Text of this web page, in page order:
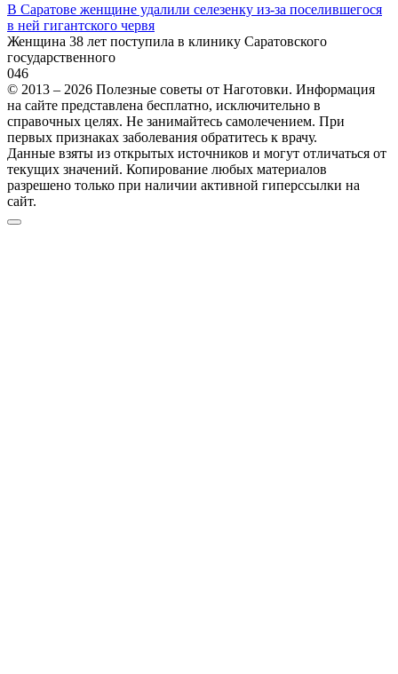
В Саратове женщине удалили селезенку из-за поселившегося
в ней гигантского червя
Женщина 38 лет поступила в клинику Саратовского
государственного
046
© 2013 – 2026 Полезные советы от Наготовки. Информация
на сайте представлена бесплатно, исключительно в
справочных целях. Не занимайтесь самолечением. При
первых признаках заболевания обратитесь к врачу.
Данные взяты из открытых источников и могут отличаться от
текущих значений. Копирование любых материалов
разрешено только при наличии активной гиперссылки на
сайт.